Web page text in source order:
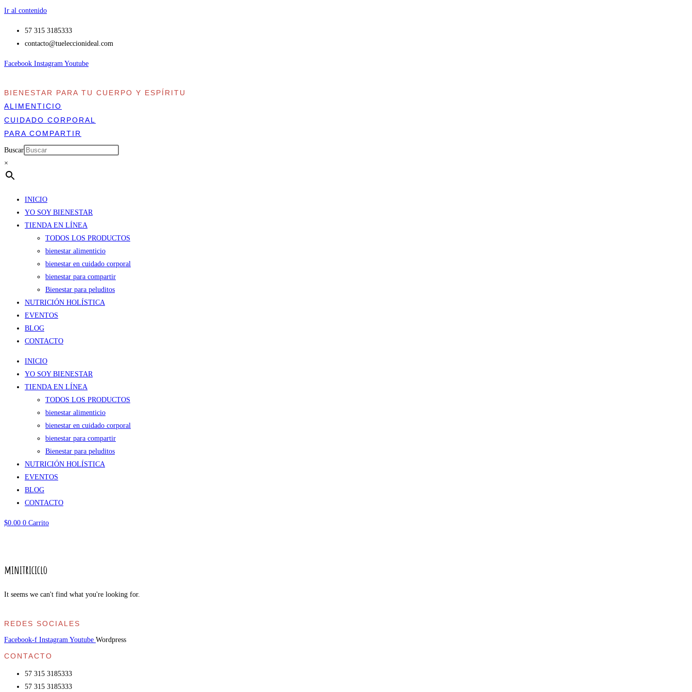
Ir al contenido
57 315 3185333
contacto​@tueleccionideal.com
Facebook Instagram Youtube
BIENESTAR PARA TU CUERPO Y ESPÍRITU
ALIMENTICIO
CUIDADO CORPORAL
PARA COMPARTIR
Buscar
×
INICIO
YO SOY BIENESTAR
TIENDA EN LÍNEA
TODOS LOS PRODUCTOS
bienestar alimenticio
bienestar en cuidado corporal
bienestar para compartir
Bienestar para peluditos
NUTRICIÓN HOLÍSTICA
EVENTOS
BLOG
CONTACTO
INICIO
YO SOY BIENESTAR
TIENDA EN LÍNEA
TODOS LOS PRODUCTOS
bienestar alimenticio
bienestar en cuidado corporal
bienestar para compartir
Bienestar para peluditos
NUTRICIÓN HOLÍSTICA
EVENTOS
BLOG
CONTACTO
$0.00 0 Carrito
minitriciclo
It seems we can't find what you're looking for.
REDES SOCIALES
Facebook-f Instagram Youtube Wordpress
CONTACTO
57 315 3185333
57 315 3185333